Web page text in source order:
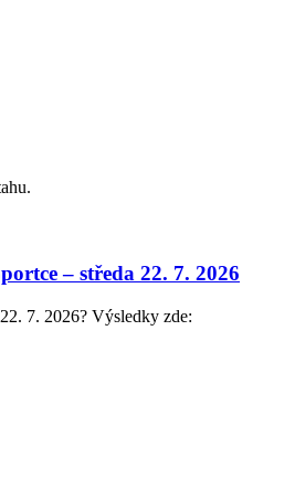
– středa 22. 7. 2026
7. 2026? Výsledky zde: